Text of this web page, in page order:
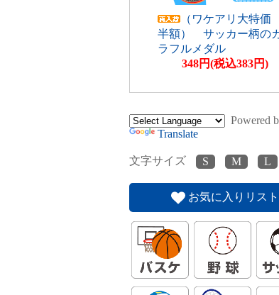
（ワケアリ大特価
半額） サッカー柄の
ラフルメダル
348円(税込383円)
Powered
Translate
文字サイズ
お気に入りリスト